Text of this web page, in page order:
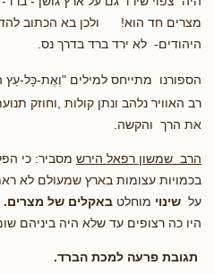
מצרים חד הוא! ולכן בא הכתוב
היהודים- לא ירד ברד בדרך נס.
הספורנו מתייחס למילים "וְאֶת-כָּל-
רב האוויר נלהב ונתן קולות ,וחוזק
את הרך והקשה.
הרב שמשון רפאל הירש מסביר: כי
בכמויות עצומות בארץ שמעולם לא
על שינוי מוחלט באקלים של מצרים.
היו כה רצופים עד שלא היה ביניהם
תגובת פרעה למכת הברד.